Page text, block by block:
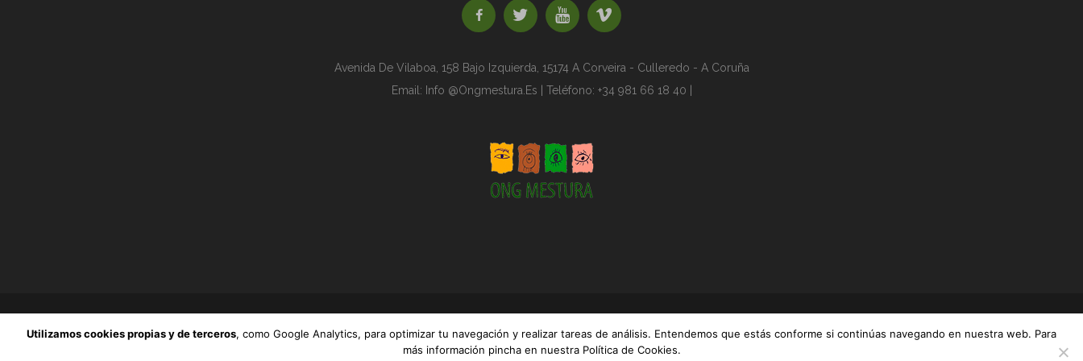
Avenida De Vilaboa, 158 Bajo Izquierda, 15174 A Corveira - Culleredo - A Coruña
Email: Info @ongmestura.es | Teléfono: +34 981 66 18 40 |
ONG MESTURA.© Copyright 2018. Todos Los Derechos Reservados. AVISO LEGAL|MAPA DEL SITIO |COOKIES|POLITICA DE PRIVACIDAD|TRATAMIENTO
Utilizamos cookies propias y de terceros, como Google Analytics, para optimizar tu navegación y realizar tareas de análisis. Entendemos que estás conforme si continúas navegando en nuestra web. Para
más información pincha en nuestra Política de Cookies.